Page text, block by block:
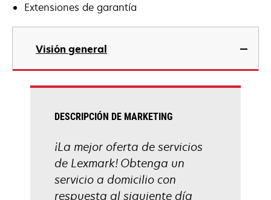
Extensiones de garantía
Visión general
DESCRIPCIÓN DE MARKETING
¡La mejor oferta de servicios
de Lexmark! Obtenga un
servicio a domicilio con
respuesta al siguiente día